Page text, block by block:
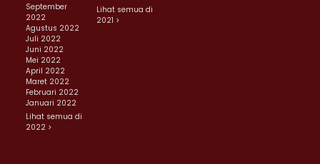
September
2022
Agustus 2022
Juli 2022
Juni 2022
Mei 2022
April 2022
Maret 2022
Februari 2022
Januari 2022
Lihat semua di
2022 >
Lihat semua di
2021 >